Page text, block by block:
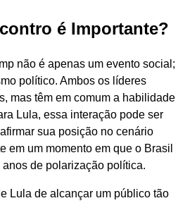
é Importante?
não é apenas um evento social;
político. Ambos os líderes
mas têm em comum a habilidade
Lula, essa interação pode ser
sua posição no cenário
em um momento em que o Brasil
de polarização política.
Lula de alcançar um público tão